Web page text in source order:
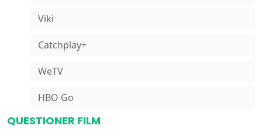
Viki
Catchplay+
WeTV
HBO Go
QUESTIONER FILM